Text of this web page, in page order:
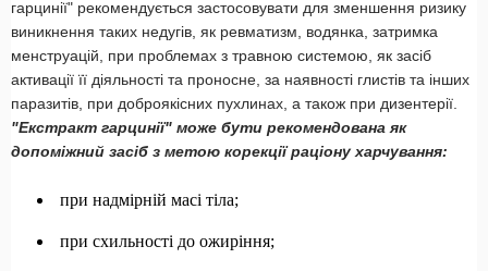
гарцинії" рекомендується застосовувати для зменшення ризику
виникнення таких недугів, як ревматизм, водянка, затримка
менструацій, при проблемах з травною системою, як засіб
активації її діяльності та проносне, за наявності глистів та інших
паразитів, при доброякісних пухлинах, а також при дизентерії.
"Екстракт гарцинії" може бути рекомендована як
допоміжний засіб з метою корекції раціону харчування:
при надмірній масі тіла;
при схильності до ожиріння;